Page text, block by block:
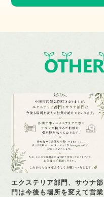
エクステリア部門、サウナ部
門は今後も場所を変えて営業